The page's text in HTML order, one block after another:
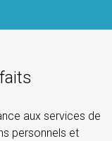
aux services de
personnels et